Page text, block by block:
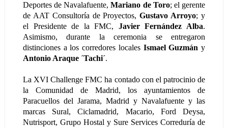
Deportes de Navalafuente,Mariano de Toro; el gerente
de AAT Consultoría de Proyectos,Gustavo Arroyo; y
el Presidente de la FMC, Javier Fernández Alba.
Asimismo, durante la ceremonia se entregaron
distinciones a los corredores locales Ismael Guzmán y
Antonio Araque ´Tachi´.
La XVI Challenge FMC ha contado con el patrocinio de
la Comunidad de Madrid, los ayuntamientos de
Paracuellos del Jarama, Madrid y Navalafuente y las
marcas Sural, Ciclamadrid, Macario, Ford Deysa,
Nutrisport, Grupo Hostal y Sure Services Correduría de